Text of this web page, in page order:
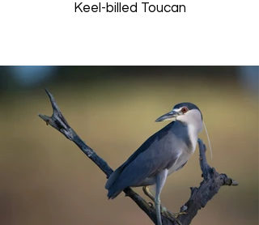
Keel-billed Toucan